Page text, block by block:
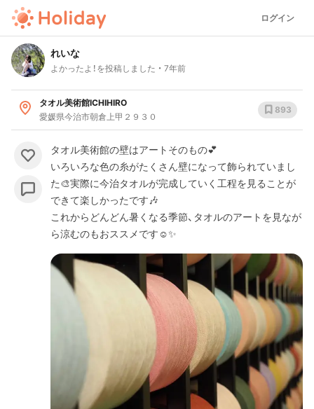
ログイン
れいな
よかったよ！を投稿しました 7年前
タオル美術館ICHIHIRO
愛媛県今治市朝倉上甲２９３０
893
タオル美術館の壁はアートそのもの💕
いろいろな色の糸がたくさん壁になって飾られていまし
た🎨実際に今治タオルが完成していく工程を見ることが
できて楽しかったです🎶
これからどんどん暑くなる季節、タオルのアートを見なが
ら涼むのもおススメです☺️✨